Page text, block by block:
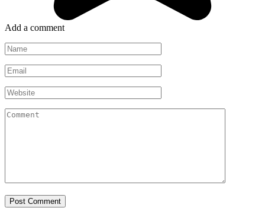
Add a comment
Name
Email
Website
Comment